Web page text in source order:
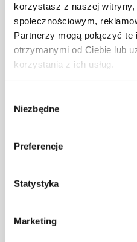
korzystasz z naszej witryny,
społecznościowym,
Partnerzy mogą połączyć
otrzymanymi od Ciebie lub
korzystania z ich usług.
zgody
Niezbędne
Preferencje
Statystyka
Marketing
Emballasje laget av
av PET) som den